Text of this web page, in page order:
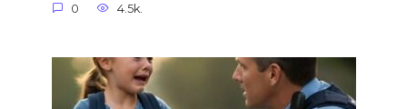
0 4.5k.